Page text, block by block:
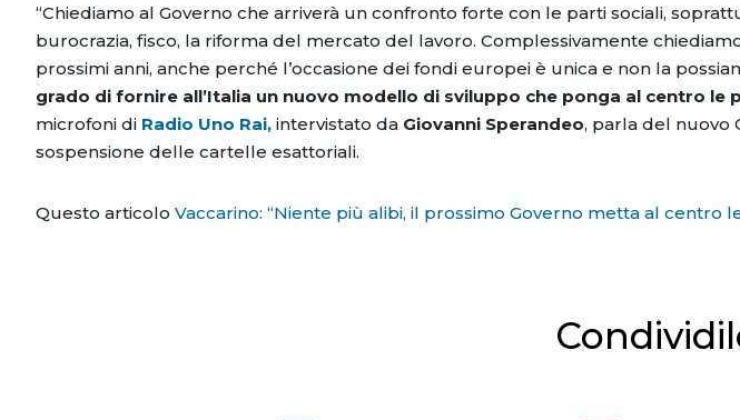
“Chiediamo al Governo che arriverà un confronto forte con le parti sociali,
burocrazia, fisco, la riforma del mercato del lavoro. Complessivamente
prossimi anni, anche perché l’occasione dei fondi europei è unica e non la
grado di fornire all’Italia un nuovo modello di sviluppo che ponga al centro le
microfoni di Radio Uno Rai, intervistato da Giovanni Sperandeo, parla del nuovo
sospensione delle cartelle esattoriali.
Questo articolo Vaccarino: “Niente più alibi, il prossimo Governo metta al centro